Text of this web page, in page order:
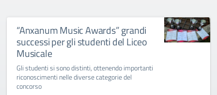
“Anxanum Music Awards” grandi
successi per gli studenti del Liceo
Musicale
Gli studenti si sono distinti, ottenendo importanti
riconoscimenti nelle diverse categorie del
concorso